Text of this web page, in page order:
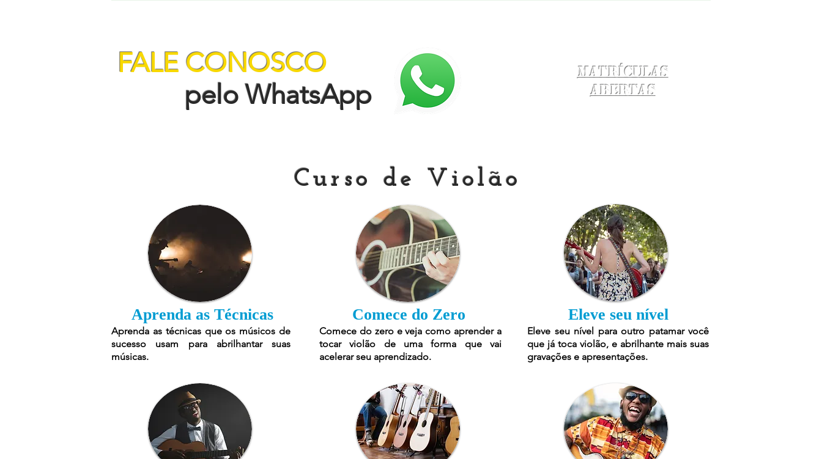
FALE CONOSCO
pelo WhatsApp
Matrículas
Abertas
Curso de Violão
Aprenda as Técnicas
Aprenda as técnicas que os músicos de
sucesso usam para abrilhantar suas
músicas.
Comece do Zero
Comece do zero e veja como aprender a
tocar violão de uma forma que vai
acelerar seu aprendizado.
Eleve seu nível
Eleve seu nível para outro patamar você
que já toca violão, e abrilhante mais suas
gravações e apresentações.